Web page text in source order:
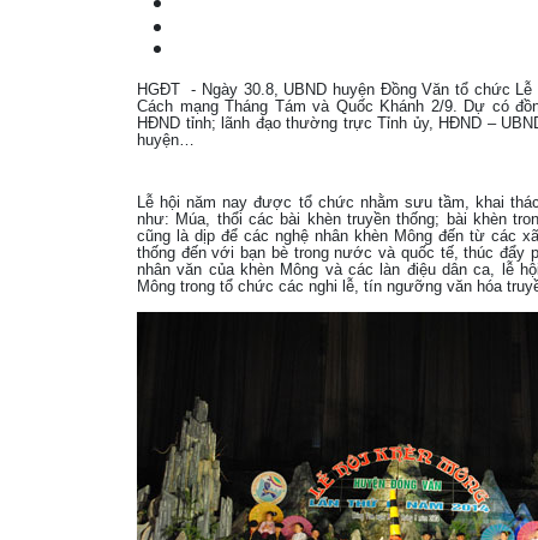
HGĐT - Ngày 30.8, UBND huyện Đồng Văn tổ chức
Cách mạng Tháng Tám và Quốc Khánh 2/9. Dự có
HĐND tỉnh; lãnh đạo thường trực Tỉnh ủy, HĐND –
huyện…
Lễ hội năm nay được tổ chức nhằm sưu tầm, khai
như: Múa, thổi các bài khèn truyền thống; bài khèn
cũng là dịp để các nghệ nhân khèn Mông đến từ các
thống đến với bạn bè trong nước và quốc tế, thúc
nhân văn của khèn Mông và các làn điệu dân ca, lễ
Mông trong tổ chức các nghi lễ, tín ngưỡng văn hóa